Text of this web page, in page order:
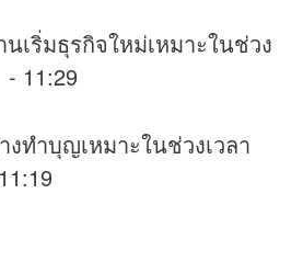
เริ่มธุรกิจใหม่เหมาะในช่วง
งทำบุญเหมาะในช่วงเวลา